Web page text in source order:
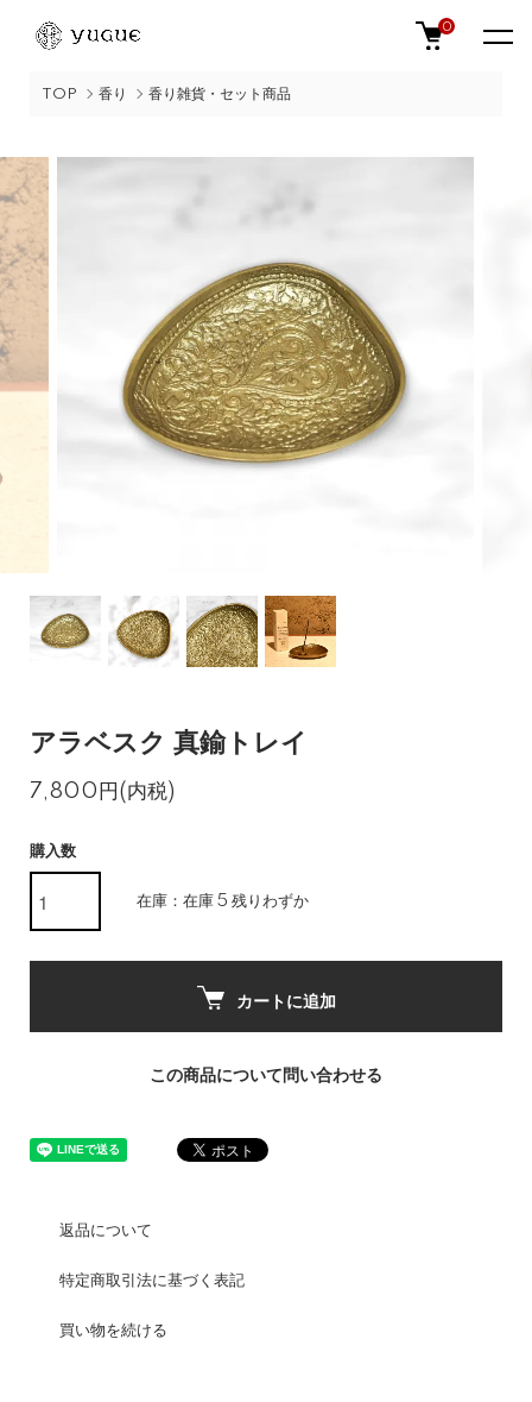
0
TOP 香り 香り雑貨・セット商品
アラベスク 真鍮トレイ
7,800円(内税)
購入数
在庫：在庫 5 残りわずか
カートに追加
この商品について問い合わせる
返品について
特定商取引法に基づく表記
買い物を続ける